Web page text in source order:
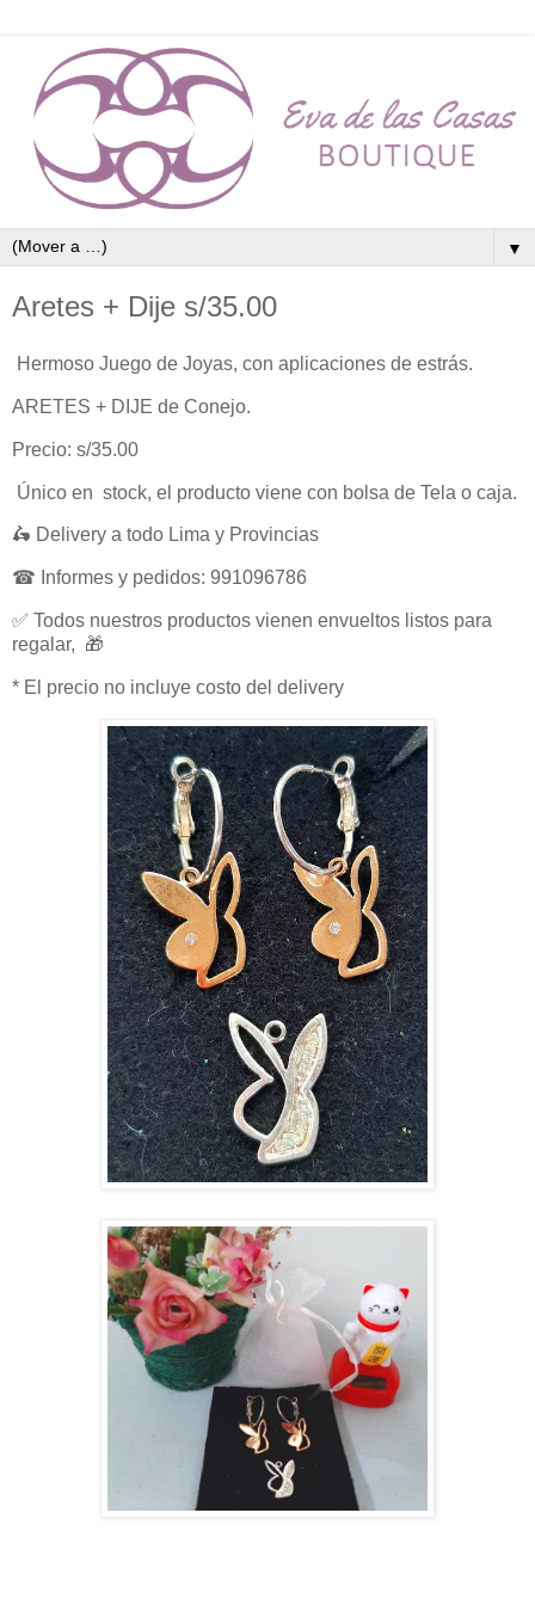
▼
Aretes + Dije s/35.00
Hermoso Juego de Joyas, con aplicaciones de estrás.
ARETES + DIJE de Conejo.
Precio: s/35.00
Único en stock, el producto viene con bolsa de Tela o caja.
🛵 Delivery a todo Lima y Provincias
☎ Informes y pedidos: 991096786
✅ Todos nuestros productos vienen envueltos listos para
regalar, 🎁
* El precio no incluye costo del delivery